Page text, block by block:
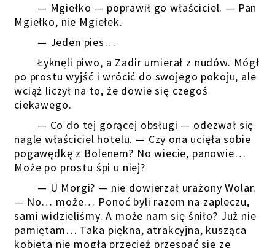
— Mgiełko — poprawił go właściciel. — Pan
Mgiełko, nie Mgiełek.
— Jeden pies…
Łyknęli piwo, a Zadir umierał z nudów. Mógł
po prostu wyjść i wrócić do swojego pokoju, ale
wciąż liczył na to, że dowie się czegoś
ciekawego.
— Co do tej gorącej obsługi — odezwał się
nagle właściciel hotelu. — Czy ona ucięła sobie
pogawędkę z Bolenem? No wiecie, panowie…
Może po prostu śpi u niej?
— U Morgi? — nie dowierzał urażony Wolar.
— No… może… Ponoć byli razem na zapleczu,
sami widzieliśmy. A może nam się śniło? Już nie
pamiętam… Taka piękna, atrakcyjna, kusząca
kobieta nie mogła przecież przespać się ze